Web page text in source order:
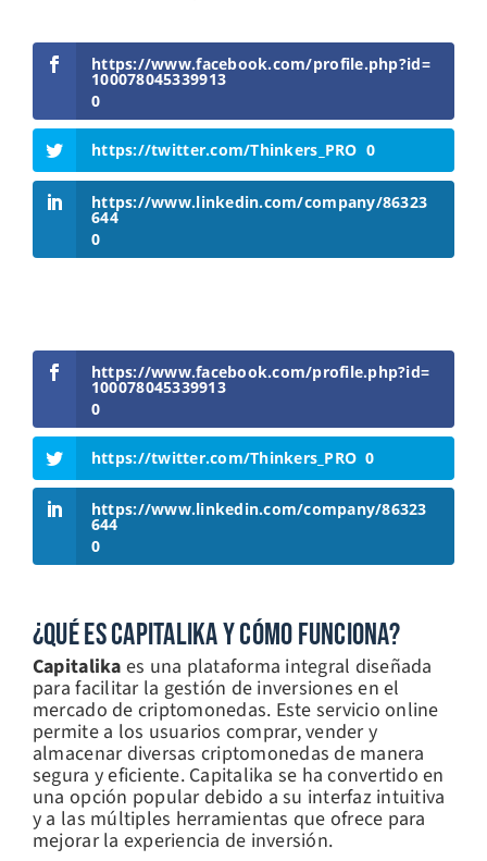
https://www.facebook.com/profile.php?id=
100078045339913
0
https://twitter.com/Thinkers_PRO 0
https://www.linkedin.com/company/86323
644
0
https://www.facebook.com/profile.php?id=
100078045339913
0
https://twitter.com/Thinkers_PRO 0
https://www.linkedin.com/company/86323
644
0
¿Qué Es Capitalika Y Cómo Funciona?
Capitalika es una plataforma integral diseñada
para facilitar la gestión de inversiones en el
mercado de criptomonedas. Este servicio online
permite a los usuarios comprar, vender y
almacenar diversas criptomonedas de manera
segura y eficiente. Capitalika se ha convertido en
una opción popular debido a su interfaz intuitiva
y a las múltiples herramientas que ofrece para
mejorar la experiencia de inversión.